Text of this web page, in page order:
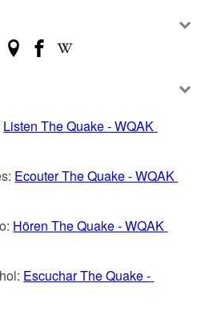
Listen The Quake - WQAK
Ecouter The Quake - WQAK
Hören The Quake - WQAK
Escuchar The Quake -